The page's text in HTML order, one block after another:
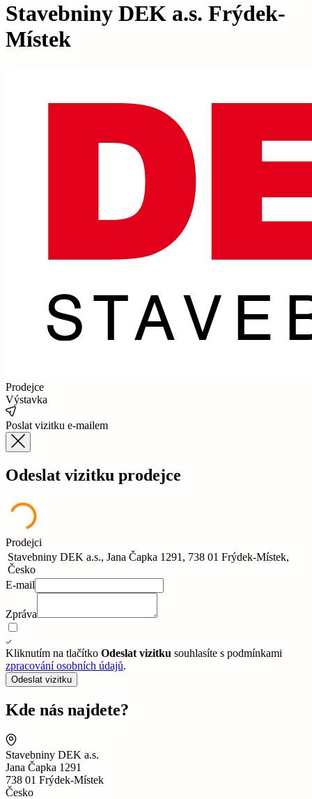
Stavebniny DEK a.s. Frýdek-
Místek
Prodejce
Výstavka
Poslat vizitku e-mailem
Odeslat vizitku prodejce
Prodejci
Stavebniny DEK a.s., Jana Čapka 1291, 738 01 Frýdek-Místek,
Česko
E-mail
Zpráva
Kliknutím na tlačítko Odeslat vizitku souhlasíte s podmínkami
zpracování osobních údajů.
Odeslat vizitku
Kde nás najdete?
Stavebniny DEK a.s.
Jana Čapka 1291
738 01 Frýdek-Místek
Česko